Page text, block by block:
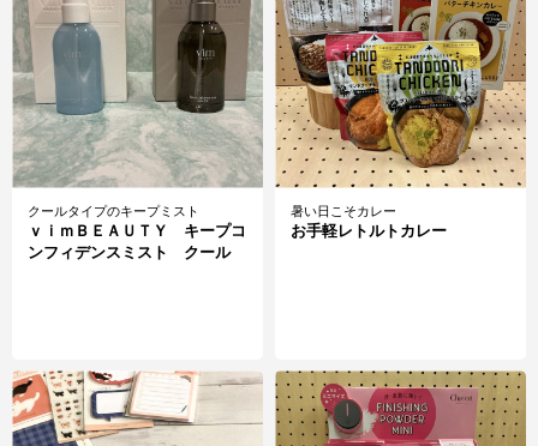
クールタイプのキープミスト
ｖｉｍＢＥＡＵＴＹ キープコ
ンフィデンスミスト クール
暑い日こそカレー
お手軽レトルトカレー